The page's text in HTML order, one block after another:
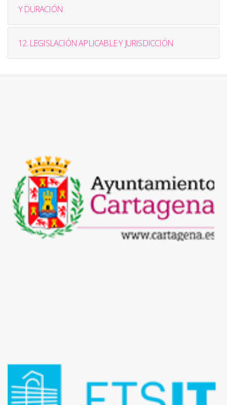
Y DURACIÓN
12. LEGISLACIÓN APLICABLE Y JURISDICCIÓN